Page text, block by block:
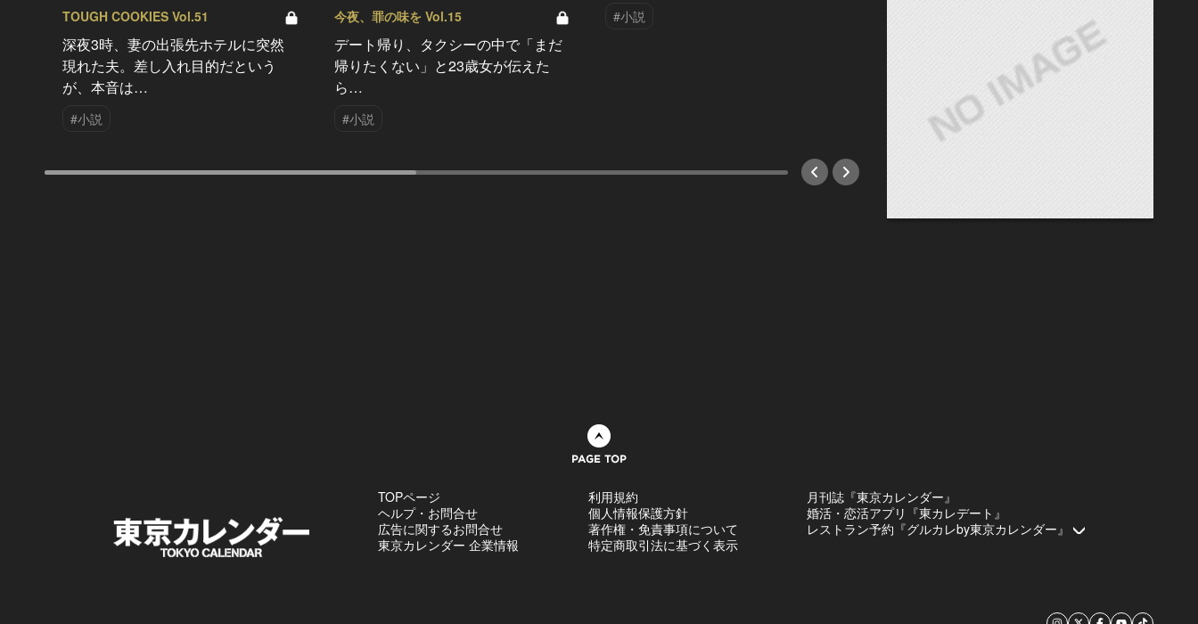
TOUGH COOKIES Vol.51
深夜3時、妻の出張先ホテルに突然
現れた夫。差し入れ目的だという
が、本音は…
#小説
今夜、罪の味を Vol.15
デート帰り、タクシーの中で「まだ
帰りたくない」と23歳女が伝えた
ら…
#小説
#小説
TOPページ
ヘルプ・お問合せ
広告に関するお問合せ
東京カレンダー 企業情報
利用規約
個人情報保護方針
著作権・免責事項について
特定商取引法に基づく表示
月刊誌『東京カレンダー』
婚活・恋活アプリ『東カレデート』
レストラン予約『グルカレby東京カレンダー』